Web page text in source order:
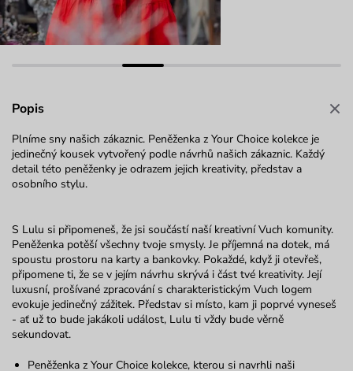
Popis
Plníme sny našich zákaznic. Peněženka z Your Choice kolekce je
jedinečný kousek vytvořený podle návrhů našich zákaznic. Každý
detail této peněženky je odrazem jejich kreativity, představ a
osobního stylu.
S Lulu si připomeneš, že jsi součástí naší kreativní Vuch komunity.
Peněženka potěší všechny tvoje smysly. Je příjemná na dotek, má
spoustu prostoru na karty a bankovky. Pokaždé, když ji otevřeš,
připomene ti, že se v jejím návrhu skrývá i část tvé kreativity. Její
luxusní, prošívané zpracování s charakteristickým Vuch logem
evokuje jedinečný zážitek. Představ si místo, kam ji poprvé vyneseš
- ať už to bude jakákoli událost, Lulu ti vždy bude věrně
sekundovat.
Peněženka z Your Choice kolekce, kterou si navrhli naši